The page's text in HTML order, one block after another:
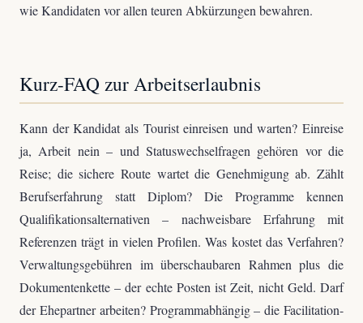
wie Kandidaten vor allen teuren Abkürzungen bewahren.
Kurz-FAQ zur Arbeitserlaubnis
Kann der Kandidat als Tourist einreisen und warten? Einreise
ja, Arbeit nein – und Statuswechselfragen gehören vor die
Reise; die sichere Route wartet die Genehmigung ab. Zählt
Berufserfahrung statt Diplom? Die Programme kennen
Qualifikationsalternativen – nachweisbare Erfahrung mit
Referenzen trägt in vielen Profilen. Was kostet das Verfahren?
Verwaltungsgebühren im überschaubaren Rahmen plus die
Dokumentenkette – der echte Posten ist Zeit, nicht Geld. Darf
der Ehepartner arbeiten? Programmabhängig – die Facilitation-